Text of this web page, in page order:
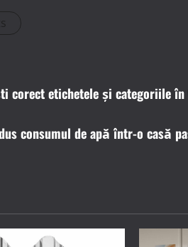
corect etichetele și categoriile în
consumul de apă într-o casă